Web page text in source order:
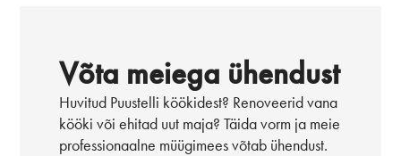
Võta meiega ühendust
Huvitud Puustelli köökidest? Renoveerid vana
kööki või ehitad uut maja? Täida vorm ja meie
professionaalne müügimees võtab ühendust.